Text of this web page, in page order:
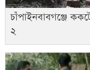
চাঁপাইনবাবগঞ্জে
২